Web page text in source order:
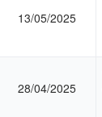
13/05/2025
28/04/2025